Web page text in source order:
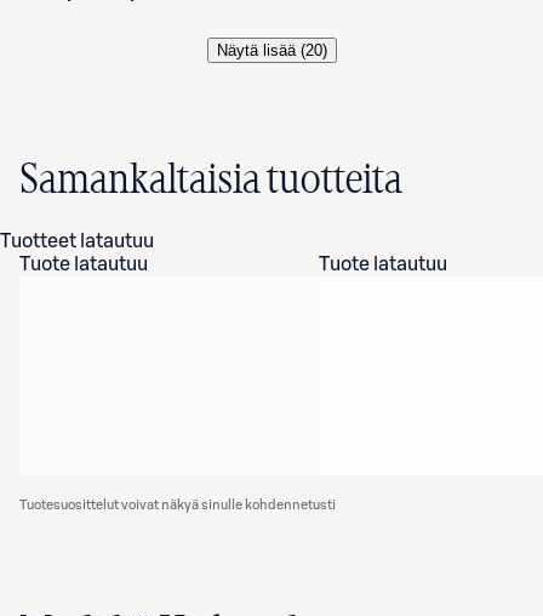
Näytä lisää (20)
Samankaltaisia tuotteita
Tuotteet latautuu
Tuote latautuu
Tuote latautuu
Tuotesuosittelut voivat näkyä sinulle kohdennetusti